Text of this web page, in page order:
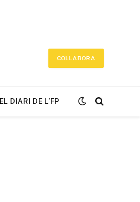
COL·LABORA
EL DIARI DE L’FP